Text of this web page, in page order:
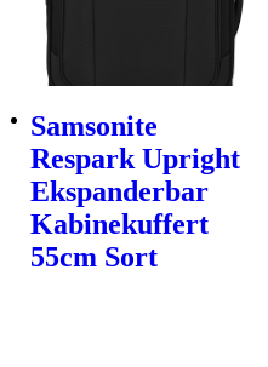
Samsonite
Respark Upright
Ekspanderbar
Kabinekuffert
55cm Sort